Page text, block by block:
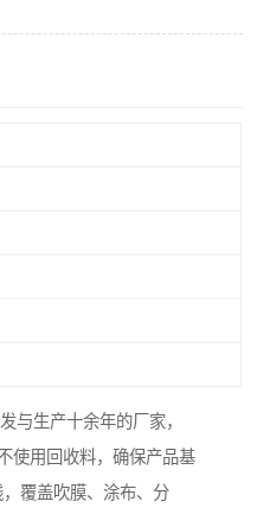
与生产十余年的厂家，
使用回收料，确保产品基
覆盖吹膜、涂布、分